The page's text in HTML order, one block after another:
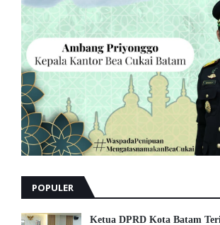
POPULER
Ketua DPRD Kota Batam